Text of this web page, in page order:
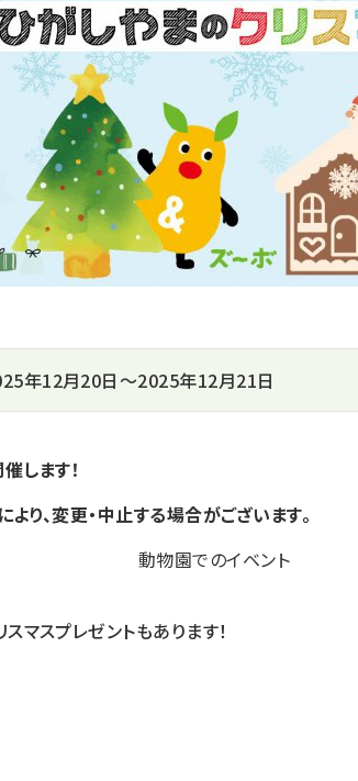
年12月20日～2025年12月21日
します！
り、変更・中止する場合がございます。
動物園でのイベント
マスプレゼントもあります！